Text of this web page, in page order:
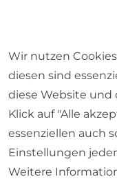
Impressum
Wir nutzen
diesen sind
diese Website und
Klick auf "Alle
essenziellen auch
Einstellungen
Weitere